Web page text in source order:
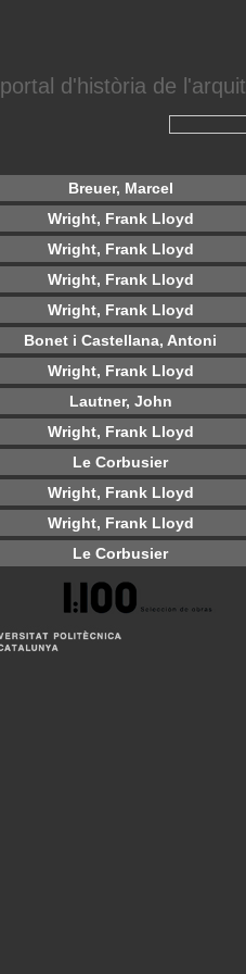
portal d'història de
Breuer, Marcel
Wright, Frank Lloyd
Wright, Frank Lloyd
Wright, Frank Lloyd
Wright, Frank Lloyd
Bonet i Castellana, Antoni
Wright, Frank Lloyd
Lautner, John
Wright, Frank Lloyd
Le Corbusier
Wright, Frank Lloyd
Wright, Frank Lloyd
Le Corbusier